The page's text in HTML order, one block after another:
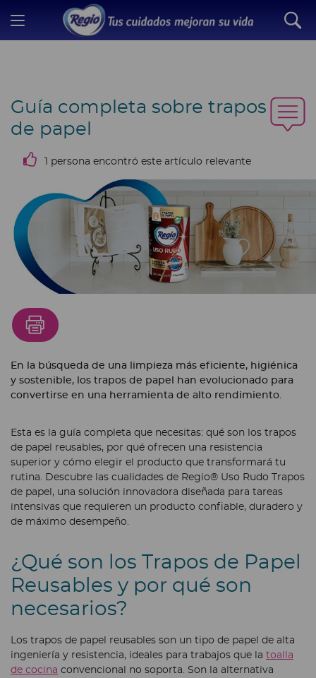
Guía completa sobre trapos
de papel
1 persona encontró este artículo relevante
En la búsqueda de una limpieza más eficiente, higiénica
y sostenible, los trapos de papel han evolucionado para
convertirse en una herramienta de alto rendimiento.
Esta es la guía completa que necesitas: qué son los trapos
de papel reusables, por qué ofrecen una resistencia
superior y cómo elegir el producto que transformará tu
rutina. Descubre las cualidades de Regio® Uso Rudo Trapos
de papel, una solución innovadora diseñada para tareas
intensivas que requieren un producto confiable, duradero y
de máximo desempeño.
¿Qué son los Trapos de Papel
Reusables y por qué son
necesarios?
Los trapos de papel reusables son un tipo de papel de alta
ingeniería y resistencia, ideales para trabajos que la toalla
de cocina convencional no soporta. Son la alternativa